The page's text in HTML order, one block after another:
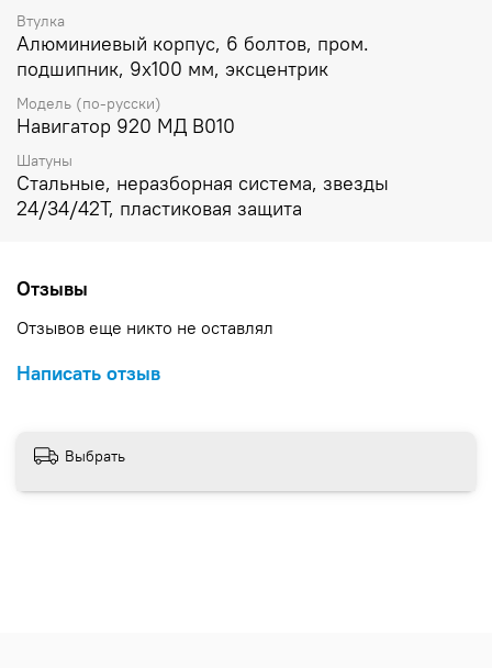
Втулка
Алюминиевый корпус, 6 болтов, пром.
подшипник, 9х100 мм, эксцентрик
Модель (по-русски)
Навигатор 920 МД В010
Шатуны
Стальные, неразборная система, звезды
24/34/42Т, пластиковая защита
Отзывы
Отзывов еще никто не оставлял
Написать отзыв
Выбрать